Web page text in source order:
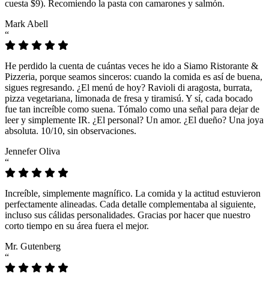
cuesta $9). Recomiendo la pasta con camarones y salmón.
Mark Abell
“
He perdido la cuenta de cuántas veces he ido a Siamo Ristorante &
Pizzeria, porque seamos sinceros: cuando la comida es así de buena,
sigues regresando. ¿El menú de hoy? Ravioli di aragosta, burrata,
pizza vegetariana, limonada de fresa y tiramisú. Y sí, cada bocado
fue tan increíble como suena. Tómalo como una señal para dejar de
leer y simplemente IR. ¿El personal? Un amor. ¿El dueño? Una joya
absoluta. 10/10, sin observaciones.
Jennefer Oliva
“
Increíble, simplemente magnífico. La comida y la actitud estuvieron
perfectamente alineadas. Cada detalle complementaba al siguiente,
incluso sus cálidas personalidades. Gracias por hacer que nuestro
corto tiempo en su área fuera el mejor.
Mr. Gutenberg
“